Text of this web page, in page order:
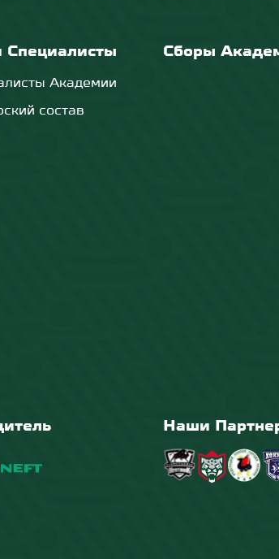
Специалисты
Академии
состав
Сборы
Наши